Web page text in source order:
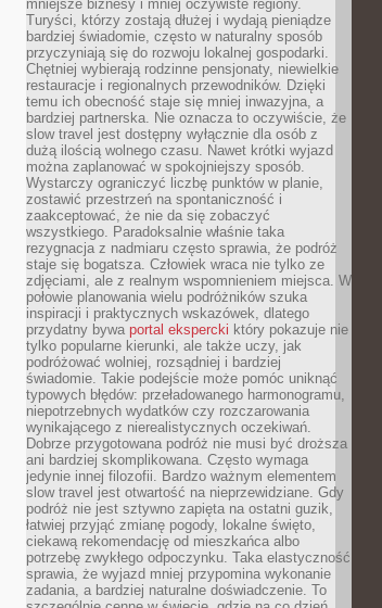
mniejsze biznesy i mniej oczywiste regiony.
Turyści, którzy zostają dłużej i wydają pieniądze
bardziej świadomie, często w naturalny sposób
przyczyniają się do rozwoju lokalnej gospodarki.
Chętniej wybierają rodzinne pensjonaty, niewielkie
restauracje i regionalnych przewodników. Dzięki
temu ich obecność staje się mniej inwazyjna, a
bardziej partnerska. Nie oznacza to oczywiście, że
slow travel jest dostępny wyłącznie dla osób z
dużą ilością wolnego czasu. Nawet krótki wyjazd
można zaplanować w spokojniejszy sposób.
Wystarczy ograniczyć liczbę punktów w planie,
zostawić przestrzeń na spontaniczność i
zaakceptować, że nie da się zobaczyć
wszystkiego. Paradoksalnie właśnie taka
rezygnacja z nadmiaru często sprawia, że podróż
staje się bogatsza. Człowiek wraca nie tylko ze
zdjęciami, ale z realnym wspomnieniem miejsca. W
połowie planowania wielu podróżników szuka
inspiracji i praktycznych wskazówek, dlatego
przydatny bywa portal ekspercki który pokazuje nie
tylko popularne kierunki, ale także uczy, jak
podróżować wolniej, rozsądniej i bardziej
świadomie. Takie podejście może pomóc uniknąć
typowych błędów: przeładowanego harmonogramu,
niepotrzebnych wydatków czy rozczarowania
wynikającego z nierealistycznych oczekiwań.
Dobrze przygotowana podróż nie musi być droższa
ani bardziej skomplikowana. Często wymaga
jedynie innej filozofii. Bardzo ważnym elementem
slow travel jest otwartość na nieprzewidziane. Gdy
podróż nie jest sztywno zapięta na ostatni guzik,
łatwiej przyjąć zmianę pogody, lokalne święto,
ciekawą rekomendację od mieszkańca albo
potrzebę zwykłego odpoczynku. Taka elastyczność
sprawia, że wyjazd mniej przypomina wykonanie
zadania, a bardziej naturalne doświadczenie. To